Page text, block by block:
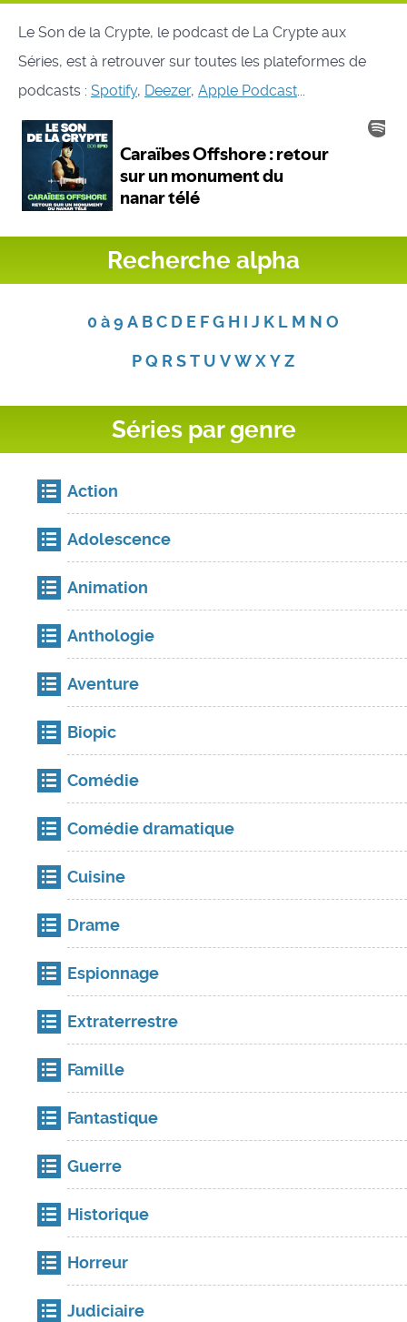
Le Son de la Crypte, le podcast de La Crypte aux
Séries, est à retrouver sur toutes les plateformes de
podcasts : Spotify, Deezer, Apple Podcast...
Recherche alpha
0 à 9 A B C D E F G H I J K L M N O
P Q R S T U V W X Y Z
Séries par genre
Action
Adolescence
Animation
Anthologie
Aventure
Biopic
Comédie
Comédie dramatique
Cuisine
Drame
Espionnage
Extraterrestre
Famille
Fantastique
Guerre
Historique
Horreur
Judiciaire